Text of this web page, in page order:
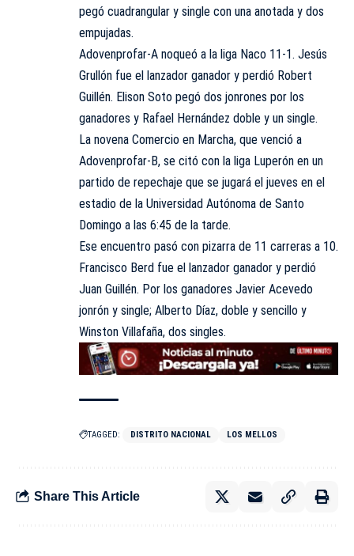
pegó cuadrangular y single con una anotada y dos
empujadas.
Adovenprofar-A noqueó a la liga Naco 11-1. Jesús
Grullón fue el lanzador ganador y perdió Robert
Guillén. Elison Soto pegó dos jonrones por los
ganadores y Rafael Hernández doble y un single.
La novena Comercio en Marcha, que venció a
Adovenprofar-B, se citó con la liga Luperón en un
partido de repechaje que se jugará el jueves en el
estadio de la Universidad Autónoma de Santo
Domingo a las 6:45 de la tarde.
Ese encuentro pasó con pizarra de 11 carreras a 10.
Francisco Berd fue el lanzador ganador y perdió
Juan Guillén. Por los ganadores Javier Acevedo
jonrón y single; Alberto Díaz, doble y sencillo y
Winston Villafaña, dos singles.
TAGGED: DISTRITO NACIONAL LOS MELLOS
Share This Article